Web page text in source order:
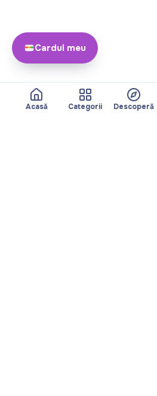
Acasă Categorii Descoperă
Cardul meu